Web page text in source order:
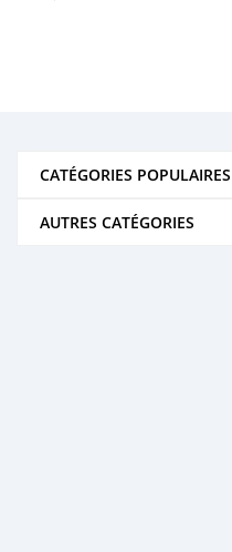
CATÉGORIES POPULAIRES
AUTRES CATÉGORIES